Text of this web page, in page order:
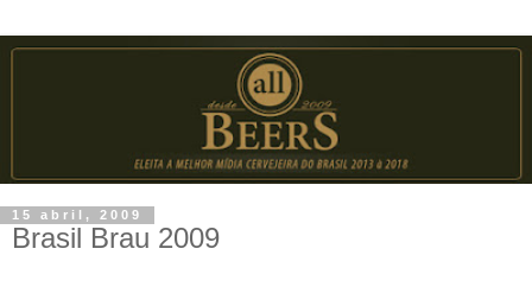
15 abril, 2009
Brasil Brau 2009